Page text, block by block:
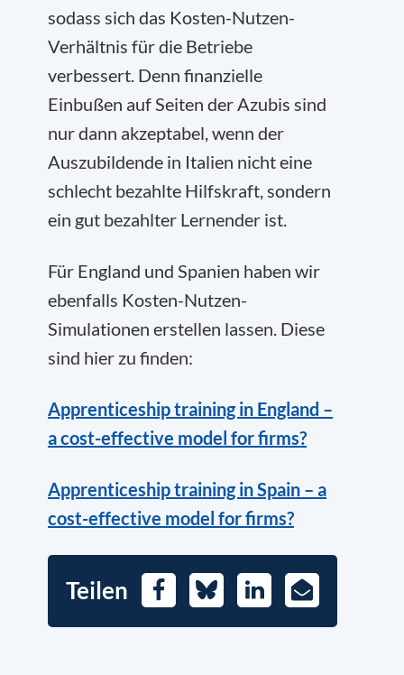
sodass sich das Kosten-Nutzen-
Verhältnis für die Betriebe
verbessert. Denn finanzielle
Einbußen auf Seiten der Azubis sind
nur dann akzeptabel, wenn der
Auszubildende in Italien nicht eine
schlecht bezahlte Hilfskraft, sondern
ein gut bezahlter Lernender ist.
Für England und Spanien haben wir
ebenfalls Kosten-Nutzen-
Simulationen erstellen lassen. Diese
sind hier zu finden:
Apprenticeship training in England –
a cost-effective model for firms?
Apprenticeship training in Spain – a
cost-effective model for firms?
Teilen FacebookBlueskyLinkedIn
E-
Mail